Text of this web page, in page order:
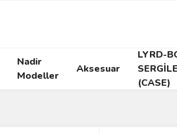
Nadir
Modeller
Aksesuar
LYRD-
(CASE)